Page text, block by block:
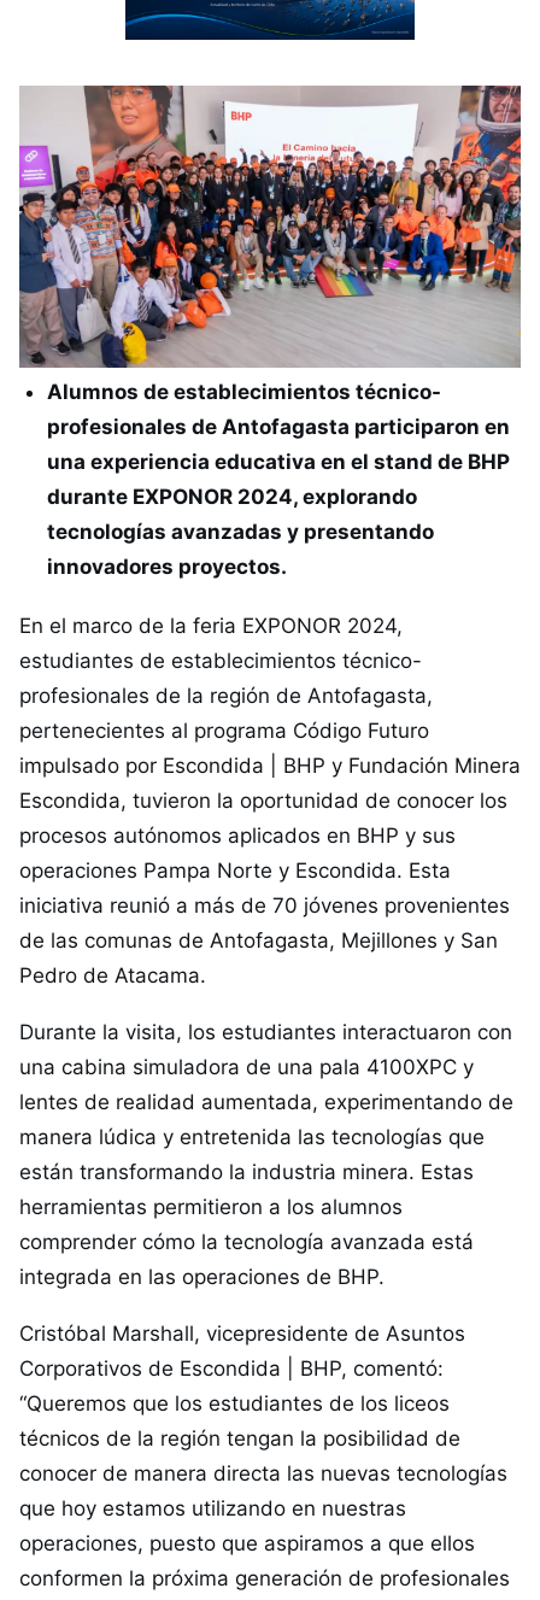
Alumnos de establecimientos técnico-
profesionales de Antofagasta participaron en
una experiencia educativa en el stand de BHP
durante EXPONOR 2024, explorando
tecnologías avanzadas y presentando
innovadores proyectos.
En el marco de la feria EXPONOR 2024,
estudiantes de establecimientos técnico-
profesionales de la región de Antofagasta,
pertenecientes al programa Código Futuro
impulsado por Escondida | BHP y Fundación Minera
Escondida, tuvieron la oportunidad de conocer los
procesos autónomos aplicados en BHP y sus
operaciones Pampa Norte y Escondida. Esta
iniciativa reunió a más de 70 jóvenes provenientes
de las comunas de Antofagasta, Mejillones y San
Pedro de Atacama.
Durante la visita, los estudiantes interactuaron con
una cabina simuladora de una pala 4100XPC y
lentes de realidad aumentada, experimentando de
manera lúdica y entretenida las tecnologías que
están transformando la industria minera. Estas
herramientas permitieron a los alumnos
comprender cómo la tecnología avanzada está
integrada en las operaciones de BHP.
Cristóbal Marshall, vicepresidente de Asuntos
Corporativos de Escondida | BHP, comentó:
“Queremos que los estudiantes de los liceos
técnicos de la región tengan la posibilidad de
conocer de manera directa las nuevas tecnologías
que hoy estamos utilizando en nuestras
operaciones, puesto que aspiramos a que ellos
conformen la próxima generación de profesionales